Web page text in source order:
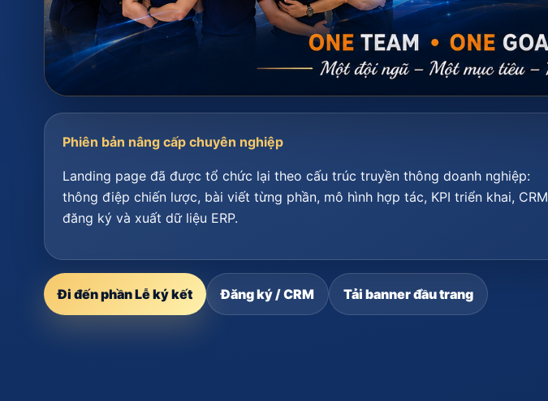
Phiên bản nâng cấp chuyên nghiệp
Landing page đã được tổ chức lại theo cấu trúc truyền thông doanh nghiệp:
thông điệp chiến lược, bài viết từng phần, mô hình hợp tác, KPI triển khai, CRM
đăng ký và xuất dữ liệu ERP.
Đi đến phần Lễ ký kết Đăng ký / CRM Tải banner đầu trang